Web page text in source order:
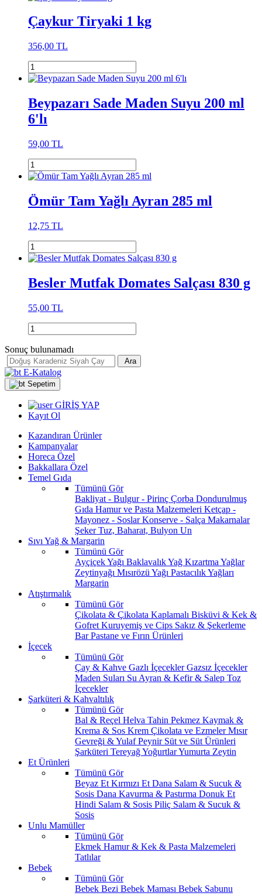
Çaykur Tiryaki 1 kg
356,00 TL
Beypazarı Sade Maden Suyu 200 ml
6'lı
59,00 TL
Ömür Tam Yağlı Ayran 285 ml
12,75 TL
Besler Mutfak Domates Salçası 830 g
55,00 TL
Sonuç bulunamadı
Ara
E-Katalog
Sepetim
GİRİŞ YAP
Kayıt Ol
Kazandıran Ürünler
Kampanyalar
Horeca Özel
Bakkallara Özel
Temel Gıda
Tümünü Gör
Bakliyat - Bulgur - Pirinç Çorba Dondurulmuş
Gıda Hamur ve Pasta Malzemeleri Ketçap -
Mayonez - SoslarKonserve - Salça Makarnalar
ŞekerTuz, Baharat, Bulyon Un
Sıvı Yağ & Margarin
Tümünü Gör
Ayçiçek Yağı Baklavalık Yağ Kızartma Yağlar
Zeytinyağı Mısırözü Yağı Pastacılık Yağları
Margarin
Atıştırmalık
Tümünü Gör
Çikolata & Çikolata Kaplamalı Bisküvi & Kek &
Gofret Kuruyemiş ve Cips Sakız & Şekerleme
BarPastane ve Fırın Ürünleri
İçecek
Tümünü Gör
Çay & Kahve Gazlı İçeceklerGazsız İçecekler
Maden Suları Su Ayran & Kefir & Salep Toz
İçecekler
Şarküteri & Kahvaltılık
Tümünü Gör
Bal & Reçel Helva Tahin Pekmez Kaymak &
Krema & Sos Krem Çikolata ve EzmelerMısır
Gevreği & YulafPeynir Süt ve Süt Ürünleri
Şarküteri TereyağYoğurtlarYumurta Zeytin
Et Ürünleri
Tümünü Gör
Beyaz Et Kırmızı Et Dana Salam & Sucuk &
Sosis Dana Kavurma & Pastırma Donuk Et
Hindi Salam & Sosis Piliç Salam & Sucuk &
Sosis
Unlu Mamüller
Tümünü Gör
Ekmek Hamur & Kek & Pasta Malzemeleri
Tatlılar
Bebek
Tümünü Gör
Bebek Bezi Bebek Maması Bebek Sabunu